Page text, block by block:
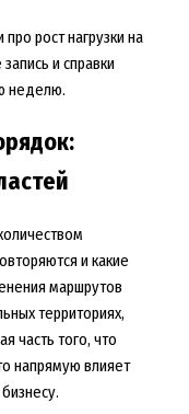
рост нагрузки на
и справки
неделю.
и какие
маршрутов
территориях,
часть того, что
напрямую влияет